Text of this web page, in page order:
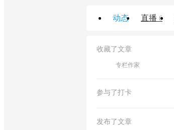
动态 直播 6
收藏了文章
专栏作家
参与了打卡
发布了文章